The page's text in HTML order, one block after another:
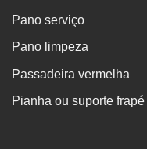
Pano serviço
Pano limpeza
Passadeira vermelha
Pianha ou suporte frapé